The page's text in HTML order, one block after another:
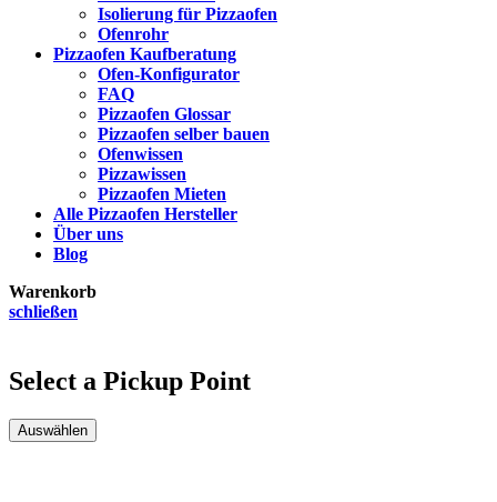
Isolierung für Pizzaofen
Ofenrohr
Pizzaofen Kaufberatung
Ofen-Konfigurator
FAQ
Pizzaofen Glossar
Pizzaofen selber bauen
Ofenwissen
Pizzawissen
Pizzaofen Mieten
Alle Pizzaofen Hersteller
Über uns
Blog
Warenkorb
schließen
Select a Pickup Point
Auswählen